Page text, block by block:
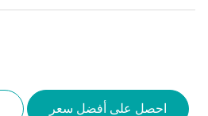
احصل على أفضل سعر